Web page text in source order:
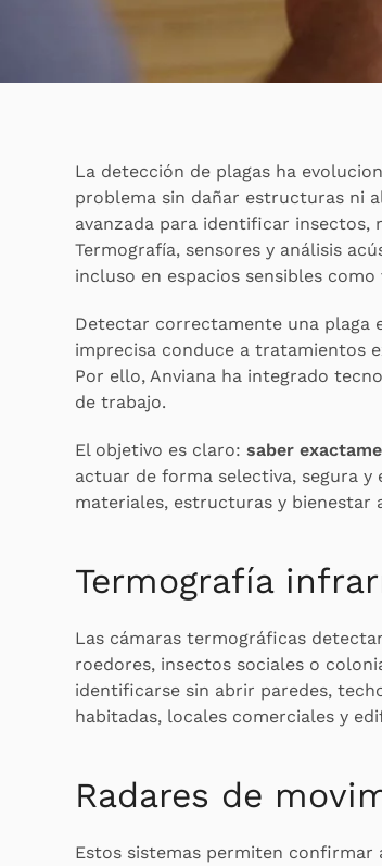
La detección de plagas ha
problema sin dañar estructuras ni
avanzada para identificar insectos,
Termografía, sensores y análisis
incluso en espacios sensibles
Detectar correctamente una plaga
imprecisa conduce a tratamientos
Por ello, Anviana ha integrado
de trabajo.
El objetivo es claro: saber
actuar de forma selectiva, segura y
materiales, estructuras y bienestar
Termografía
Las cámaras termográficas
roedores, insectos sociales o
identificarse sin abrir paredes,
habitadas, locales comerciales y
Radares de
Estos sistemas permiten confirmar